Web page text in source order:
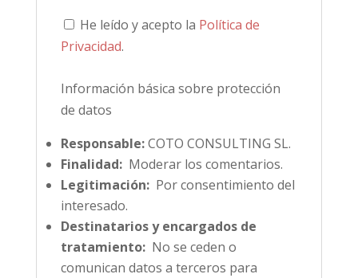
He leído y acepto la Política de
Privacidad.
Información básica sobre protección
de datos
Responsable:COTO CONSULTING SL.
Finalidad:Moderar los comentarios.
Legitimación:Por consentimiento del
interesado.
Destinatarios y encargados de
tratamiento:No se ceden o
comunican datos a terceros para